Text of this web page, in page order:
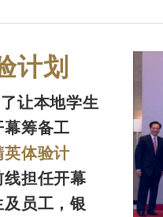
计划
让本地学生
筹备工
英体验计
线担任开幕
员工，银